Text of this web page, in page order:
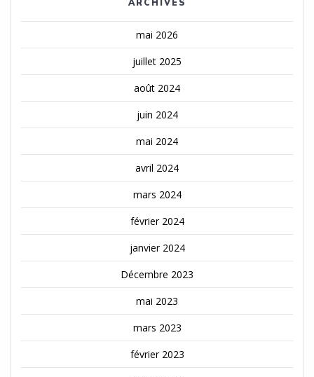
ARCHIVES
mai 2026
juillet 2025
août 2024
juin 2024
mai 2024
avril 2024
mars 2024
février 2024
janvier 2024
Décembre 2023
mai 2023
mars 2023
février 2023